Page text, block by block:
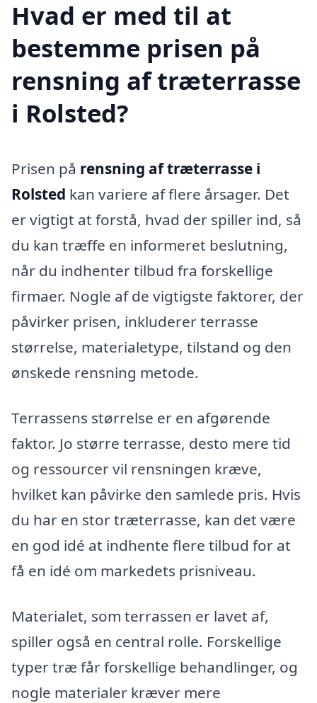
Hvad er med til at
bestemme prisen på
rensning af træterrasse
i Rolsted?
Prisen på rensning af træterrasse i
Rolsted kan variere af flere årsager. Det
er vigtigt at forstå, hvad der spiller ind, så
du kan træffe en informeret beslutning,
når du indhenter tilbud fra forskellige
firmaer. Nogle af de vigtigste faktorer, der
påvirker prisen, inkluderer terrasse
størrelse, materialetype, tilstand og den
ønskede rensning metode.
Terrassens størrelse er en afgørende
faktor. Jo større terrasse, desto mere tid
og ressourcer vil rensningen kræve,
hvilket kan påvirke den samlede pris. Hvis
du har en stor træterrasse, kan det være
en god idé at indhente flere tilbud for at
få en idé om markedets prisniveau.
Materialet, som terrassen er lavet af,
spiller også en central rolle. Forskellige
typer træ får forskellige behandlinger, og
nogle materialer kræver mere